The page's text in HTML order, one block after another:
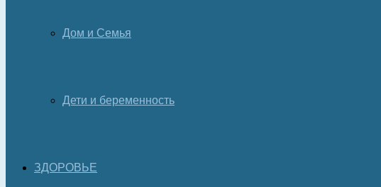
Дом и Семья
Дети и беременность
ЗДОРОВЬЕ